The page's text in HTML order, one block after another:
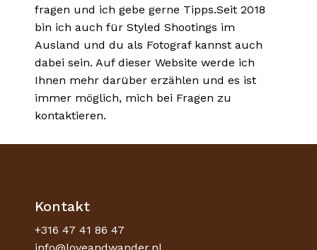
fragen und ich gebe gerne Tipps.Seit 2018
bin ich auch für Styled Shootings im
Ausland und du als Fotograf kannst auch
dabei sein. Auf dieser Website werde ich
Ihnen mehr darüber erzählen und es ist
immer möglich, mich bei Fragen zu
kontaktieren.
Kontakt
+316 47 41 86 47